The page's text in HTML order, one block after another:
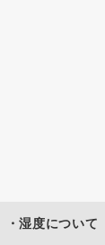
・湿度について